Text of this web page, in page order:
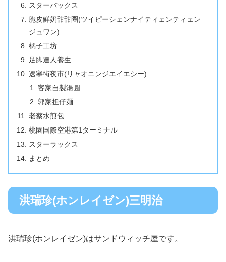
スターバックス
脆皮鮮奶甜甜圈(ツイピーシェンナイティェンティェン
ジュワン)
橘子工坊
足脚達人養生
遼寧街夜市(リャオニンジエイエシー)
客家自製湯圓
郭家担仔麺
老蔡水煎包
桃園国際空港第1ターミナル
スターラックス
まとめ
洪瑞珍(ホンレイゼン)三明治
洪瑞珍(ホンレイゼン)はサンドウィッチ屋です。